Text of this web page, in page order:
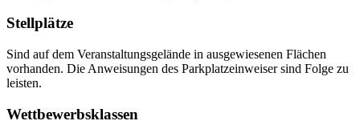
Stellplätze
Sind auf dem Veranstaltungsgelände in ausgewiesenen Flächen
vorhanden. Die Anweisungen des Parkplatzeinweiser sind Folge zu
leisten.
Wettbewerbsklassen